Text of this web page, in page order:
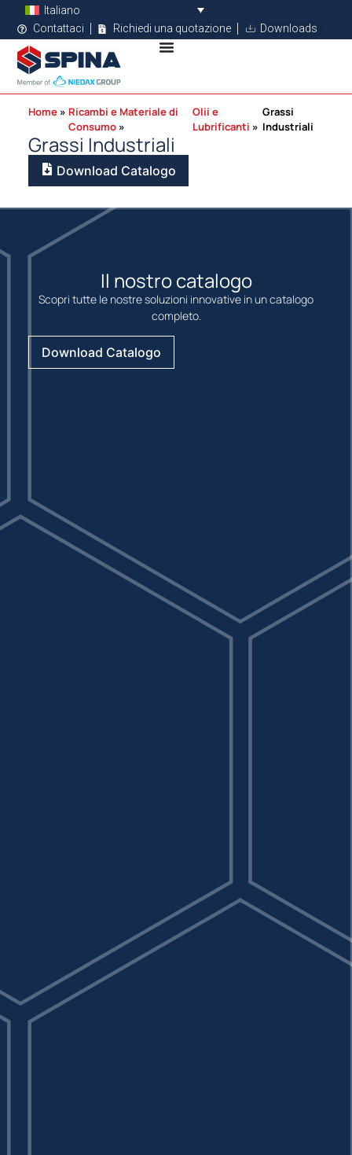
Italiano
Contattaci
Richiedi una quotazione Downloads
Home
Ricambi e Materiale di
Consumo
Olii e
Lubrificanti
Grassi
Industriali
Grassi Industriali
Download Catalogo
Il nostro catalogo
Scopri tutte le nostre soluzioni innovative in un catalogo
completo.
Download Catalogo